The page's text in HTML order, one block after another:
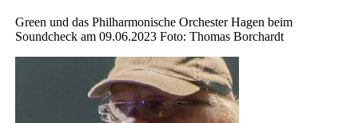
Green und das Philharmonische Orchester Hagen beim
Soundcheck am 09.06.2023 Foto: Thomas Borchardt